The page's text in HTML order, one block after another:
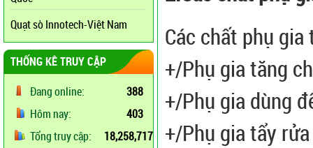
Quạt sò Innotech-Việt Nam
THỐNG KÊ TRUY CẬP
Đang online:
388
Hôm nay:
403
Tổng truy cập:
18,258,717
Các chất phụ
+/Phụ gia tăng
+/Phụ gia dùng
+/Phụ gia tẩy rửa